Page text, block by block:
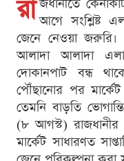
রা জধানীতে
আগে সংশ্লিষ্ট
জেনে নেওয়া জরুরি।
আলাদা আলাদা
দোকানপাট বন্ধ
পৌঁছানোর পর
তেমনি বাড়তি
(৮ আগস্ট)
মার্কেট সাধারণত